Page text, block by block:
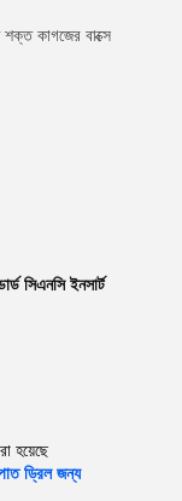
কাগজের বাক্সে
সিএনসি ইনসার্ট
হয়েছে
ড্রিল জন্য